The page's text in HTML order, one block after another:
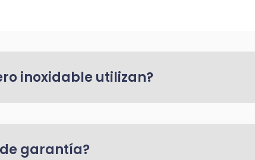
inoxidable utilizan?
garantía?